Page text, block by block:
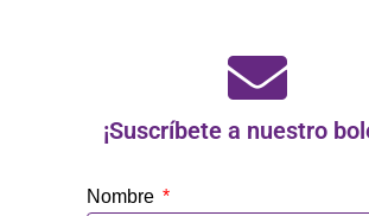
¡Suscríbete a nuestro
Nombre